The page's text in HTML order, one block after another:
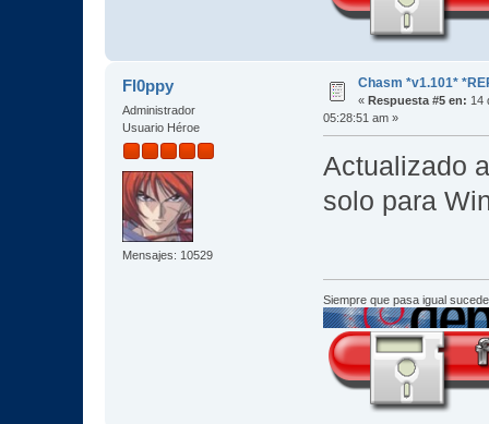
Fl0ppy
Administrador
Usuario Héroe
Mensajes: 10529
Chasm *v1.101*
« Respuesta #5 en: 14
05:28:51 am »
Actualizado
solo para
Siempre que pasa igual